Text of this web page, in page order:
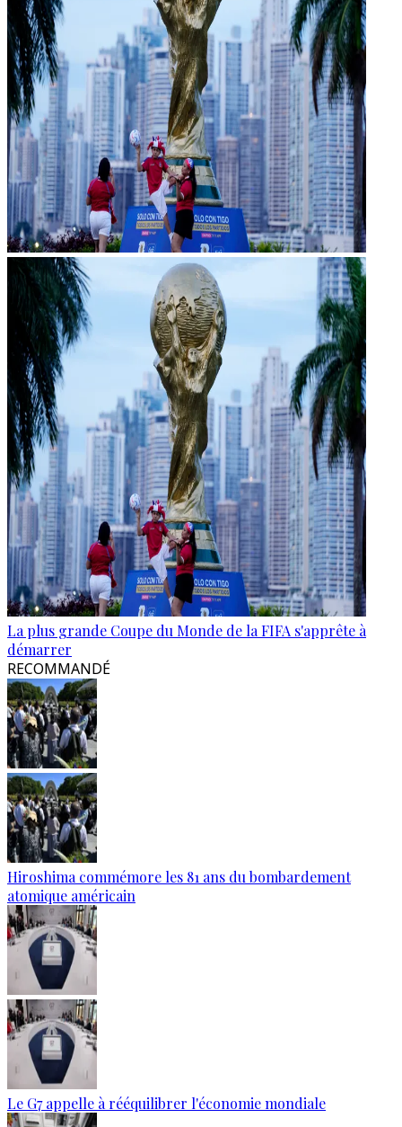
La plus grande Coupe du Monde de la FIFA s'apprête à
démarrer
RECOMMANDÉ
Hiroshima commémore les 81 ans du bombardement
atomique américain
Le G7 appelle à rééquilibrer l'économie mondiale